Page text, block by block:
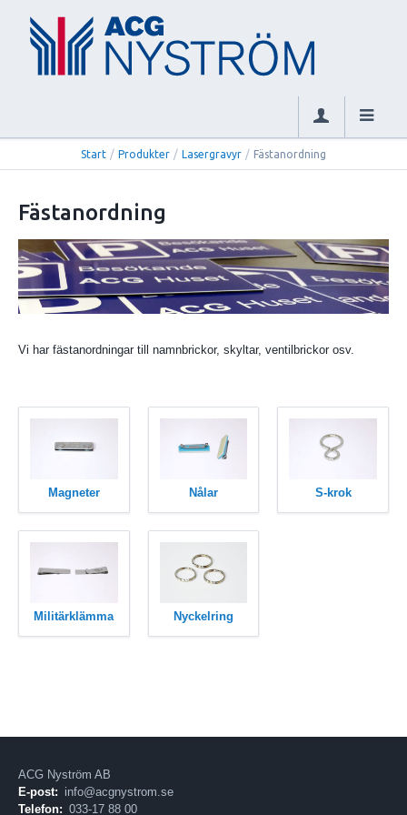
Start / Produkter / Lasergravyr / Fästanordning
Fästanordning
Vi har fästanordningar till namnbrickor, skyltar, ventilbrickor osv.
Magneter Nålar S-krok
Militärklämma Nyckelring
ACG Nyström AB
E-post: info@acgnystrom.se
Telefon: 033-17 88 00